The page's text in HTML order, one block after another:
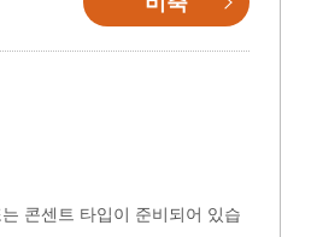
콘센트 타입이 준비되어 있습